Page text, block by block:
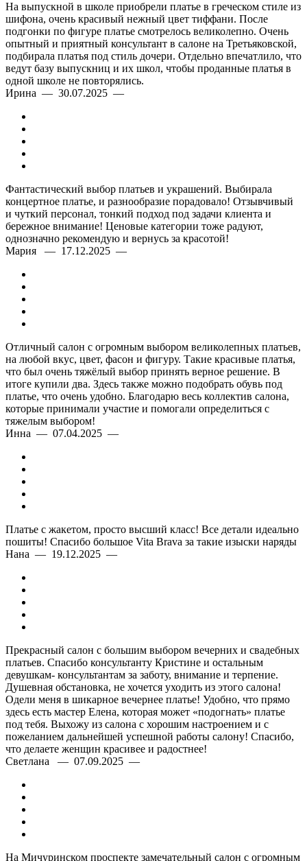
На выпускной в школе приобрели платье в греческом стиле из
шифона, очень красивый нежный цвет тиффани. После
подгонки по фигуре платье смотрелось великолепно. Очень
опытный и приятный консультант в салоне на Третьяковской,
подбирала платья под стиль дочери. Отдельно впечатлило, что
ведут базу выпускниц и их школ, чтобы проданные платья в
одной школе не повторялись.
Ирина — 30.07.2025 —
Фантастический выбор платьев и украшений. Выбирала
концертное платье, и разнообразие порадовало! Отзывчивый
и чуткий персонал, тонкий подход под задачи клиента и
бережное внимание! Ценовые категории тоже радуют,
однозначно рекомендую и вернусь за красотой!
Мария — 17.12.2025 —
Отличный салон с огромным выбором великолепных платьев,
на любой вкус, цвет, фасон и фигуру. Такие красивые платья,
что был очень тяжёлый выбор принять верное решение. В
итоге купили два. Здесь также можно подобрать обувь под
платье, что очень удобно. Благодарю весь коллектив салона,
которые принимали участие и помогали определиться с
тяжелым выбором!
Инна — 07.04.2025 —
Платье с жакетом, просто высший класс! Все детали идеально
пошиты! Спасибо большое Vita Brava за такие изыски наряды
Нана — 19.12.2025 —
Прекрасный салон с большим выбором вечерних и свадебных
платьев. Спасибо консультанту Кристине и остальным
девушкам- консультантам за заботу, внимание и терпение.
Душевная обстановка, не хочется уходить из этого салона!
Одели меня в шикарное вечернее платье! Удобно, что прямо
здесь есть мастер Елена, которая может «подогнать» платье
под тебя. Выхожу из салона с хорошим настроением и с
пожеланием дальнейшей успешной работы салону! Спасибо,
что делаете женщин красивее и радостнее!
Светлана — 07.09.2025 —
На Мичуринском проспекте замечательный салон с огромным